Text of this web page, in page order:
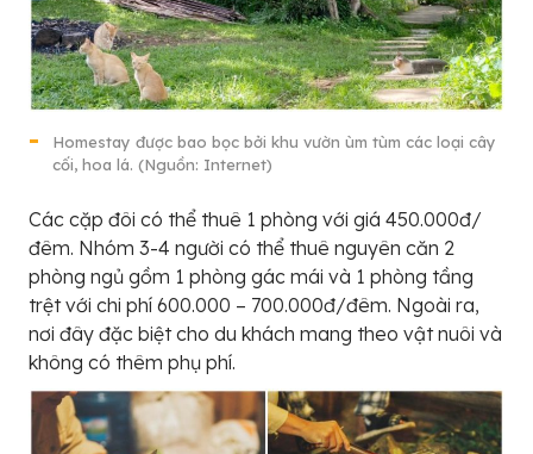
Homestay được bao bọc bởi khu vườn ùm tùm các loại cây
cối, hoa lá. (Nguồn: Internet)
Các cặp đôi có thể thuê 1 phòng với giá 450.000đ/
đêm. Nhóm 3-4 người có thể thuê nguyên căn 2
phòng ngủ gồm 1 phòng gác mái và 1 phòng tầng
trệt với chi phí 600.000 – 700.000đ/đêm. Ngoài ra,
nơi đây đặc biệt cho du khách mang theo vật nuôi và
không có thêm phụ phí.